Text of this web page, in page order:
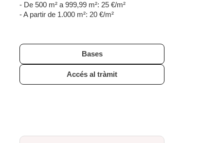
- De 500 m² a 999,99 m²: 25 €/m²
- A partir de 1.000 m²: 20 €/m²
Bases
Accés al tràmit